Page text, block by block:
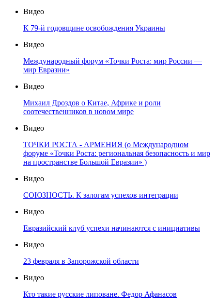
Видео
К 79-й годовщине освобождения Украины
Видео
Международный форум «Точки Роста: мир России —
мир Евразии»
Видео
Михаил Дроздов о Китае, Африке и роли
соотечественников в новом мире
Видео
ТОЧКИ РОСТА - АРМЕНИЯ (о Международном
форуме «Точки Роста: региональная безопасность и мир
на пространстве Большой Евразии» )
Видео
СОЮЗНОСТЬ. К залогам успехов интеграции
Видео
Евразийский клуб успехи начинаются с инициативы
Видео
23 февраля в Запорожской области
Видео
Кто такие русские липоване. Федор Афанасов